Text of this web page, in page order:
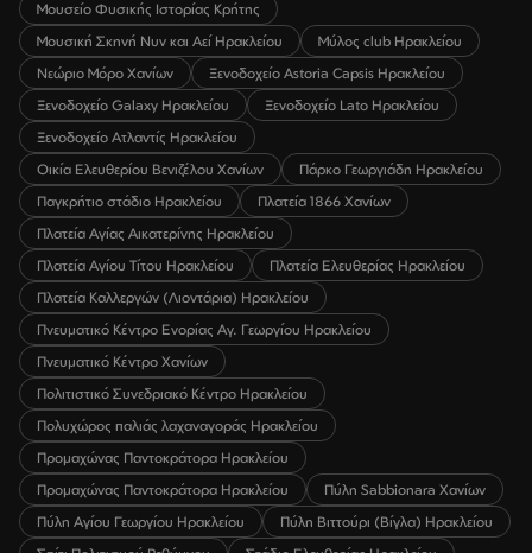
Μουσείο Φυσικής Ιστορίας Κρήτης
Μουσική Σκηνή Νυν και Αεί Ηρακλείου
Μύλος club Ηρακλείου
Νεώριο Μόρο Χανίων
Ξενοδοχείο Astoria Capsis Ηρακλείου
Ξενοδοχείο Galaxy Ηρακλείου
Ξενοδοχείο Lato Ηρακλείου
Ξενοδοχείο Ατλαντίς Ηρακλείου
Οικία Ελευθερίου Βενιζέλου Χανίων
Πάρκο Γεωργιάδη Ηρακλείου
Παγκρήτιο στάδιο Ηρακλείου
Πλατεία 1866 Χανίων
Πλατεία Αγίας Αικατερίνης Ηρακλείου
Πλατεία Αγίου Τίτου Ηρακλείου
Πλατεία Ελευθερίας Ηρακλείου
Πλατεία Καλλεργών (Λιοντάρια) Ηρακλείου
Πνευματικό Κέντρο Ενορίας Αγ. Γεωργίου Ηρακλείου
Πνευματικό Κέντρο Χανίων
Πολιτιστικό Συνεδριακό Κέντρο Ηρακλείου
Πολυχώρος παλιάς λαχαναγοράς Ηρακλείου
Προμαχώνας Παντοκράτορα Ηρακλείου
Προμαχώνας Παντοκράτορα Ηρακλείου
Πύλη Sabbionara Χανίων
Πύλη Αγίου Γεωργίου Ηρακλείου
Πύλη Βιττούρι (Βίγλα) Ηρακλείου